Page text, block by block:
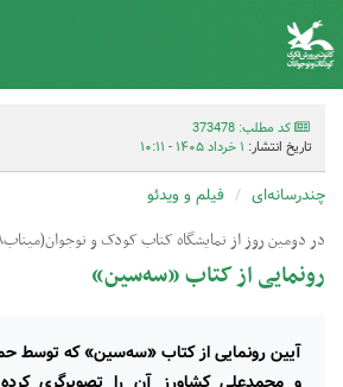
کد مطلب: 373478
تاریخ انتشار: ۱ خرداد ۱۴۰۵ - ۱۰:۱۱
چندرسانه‌ای فیلم و ویدئو
در دومین روز از نمایشگاه کتاب کودک و نوجوان(میناب۱۶۸)
رونمایی از کتاب «سه‌سین»
آیین رونمایی از کتاب «سه‌سین» که توسط